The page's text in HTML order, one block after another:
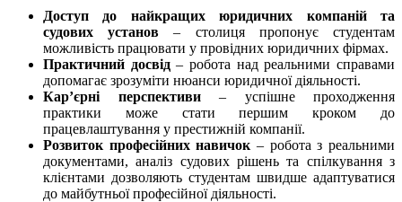
Доступ до найкращих юридичних компаній та
судових установ – столиця пропонує студентам
можливість працювати у провідних юридичних фірмах.
Практичний досвід– робота над реальними справами
допомагає зрозуміти нюанси юридичної діяльності.
Кар’єрні перспективи– успішне проходження
практики може стати першим кроком до
працевлаштування у престижній компанії.
Розвиток професійних навичок – робота з реальними
документами, аналіз судових рішень та спілкування з
клієнтами дозволяють студентам швидше адаптуватися
до майбутньої професійної діяльності.